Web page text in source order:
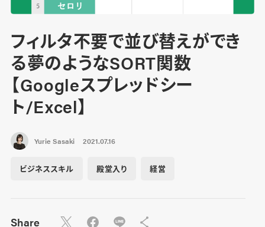
フィルタ不要で並び替えができ
る夢のようなSORT関数
【Googleスプレッドシー
ト/Excel】
Yurie Sasaki 2021.07.16
ビジネススキル 殿堂入り 経営
Share